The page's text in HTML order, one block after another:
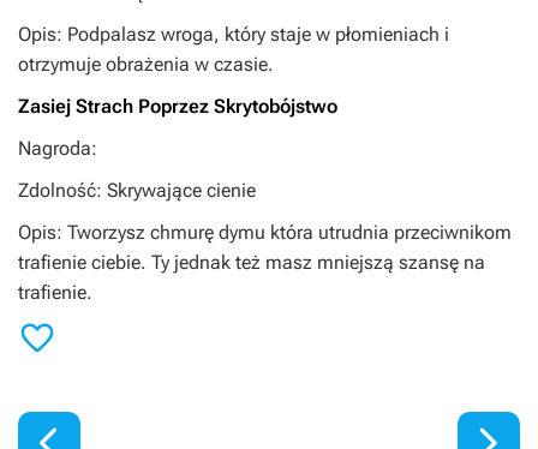
Opis: Podpalasz wroga, który staje w płomieniach i
otrzymuje obrażenia w czasie.
Zasiej Strach Poprzez Skrytobójstwo
Nagroda:
Zdolność: Skrywające cienie
Opis: Tworzysz chmurę dymu która utrudnia przeciwnikom
trafienie ciebie. Ty jednak też masz mniejszą szansę na
trafienie.
